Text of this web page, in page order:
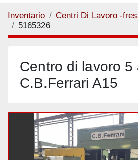
Inventario Centri Di Lavoro -
5165326
Centro di lavoro 5
C.B.Ferrari A15